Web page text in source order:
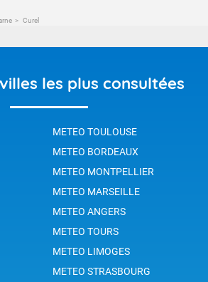
Curel
les plus consultées
METEO TOULOUSE
METEO BORDEAUX
METEO MONTPELLIER
METEO MARSEILLE
METEO ANGERS
METEO TOURS
METEO LIMOGES
METEO STRASBOURG